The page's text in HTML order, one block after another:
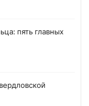
пять главных